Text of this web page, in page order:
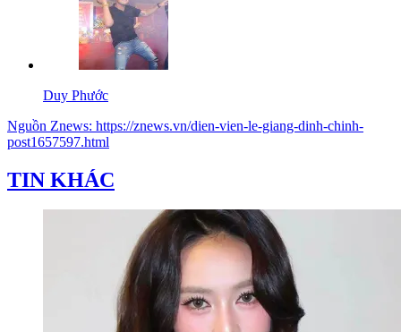
Duy Phước
Nguồn Znews: https://znews.vn/dien-vien-le-giang-dinh-chinh-
post1657597.html
TIN KHÁC